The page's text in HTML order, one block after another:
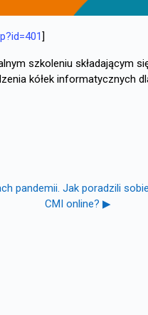
]
szkoleniu składającym
kółek informatycznych
pandemii. Jak poradzili
CMI online? ▶︎